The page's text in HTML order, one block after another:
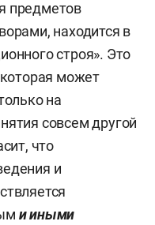
предметов
находится в
строя». Это
может
на
совсем другой
что
и
и иными